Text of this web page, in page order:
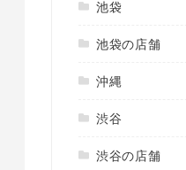
池袋
池袋の店舗
沖縄
渋谷
渋谷の店舗